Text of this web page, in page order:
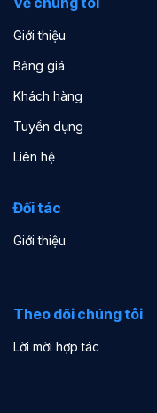
Giới thiệu
Bảng giá
Khách hàng
Tuyển dụng
Liên hệ
Đối tác
Giới thiệu
Theo dõi chúng tôi
Lời mời hợp tác